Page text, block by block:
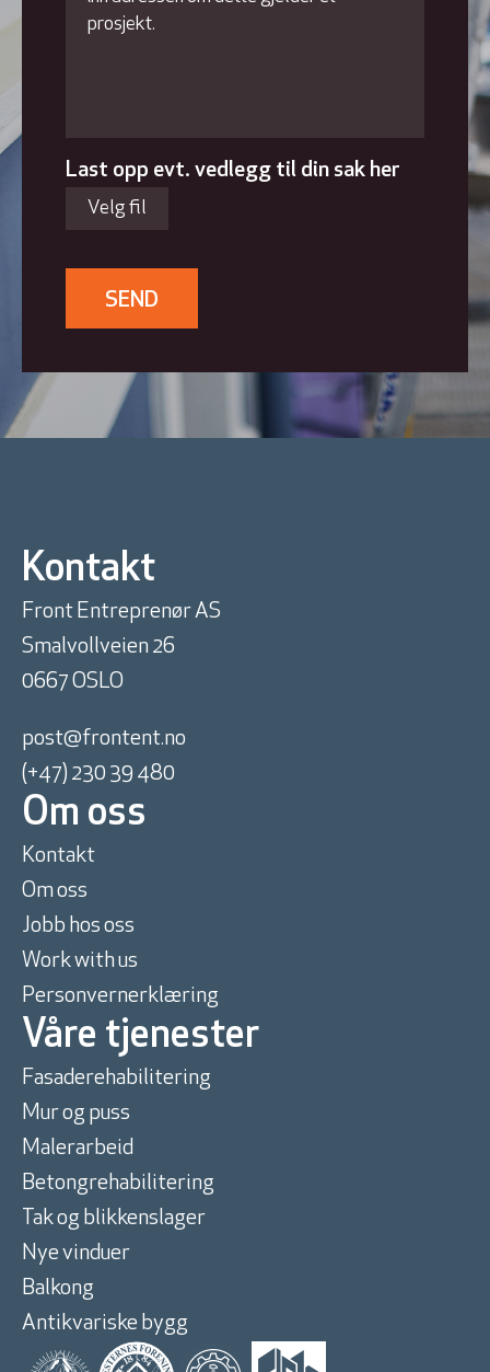
Last opp evt. vedlegg til din sak her
Velg fil
SEND
Kontakt
Front Entreprenør AS
Smalvollveien 26
0667 OSLO
post@frontent.no
(+47) 230 39 480
Om oss
Kontakt
Om oss
Jobb hos oss
Work with us
Personvernerklæring
Våre tjenester
Fasaderehabilitering
Mur og puss
Malerarbeid
Betongrehabilitering
Tak og blikkenslager
Nye vinduer
Balkong
Antikvariske bygg